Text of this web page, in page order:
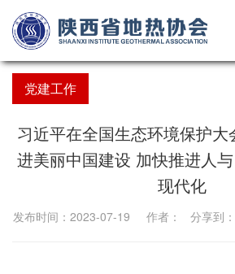
党建工作
习近平在全国生态环境保护
进美丽中国建设 加快推进人
现代化
发布时间：2023-07-19 作者： 分享到：